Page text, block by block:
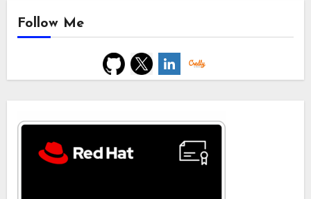
Follow Me